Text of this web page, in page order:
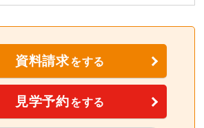
資料請求をする
見学予約をする